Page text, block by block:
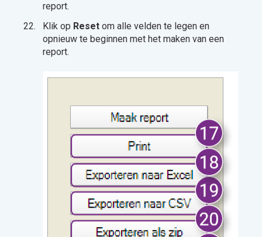
report.
Klik op Reset om alle velden te legen en
opnieuw te beginnen met het maken van een
report.